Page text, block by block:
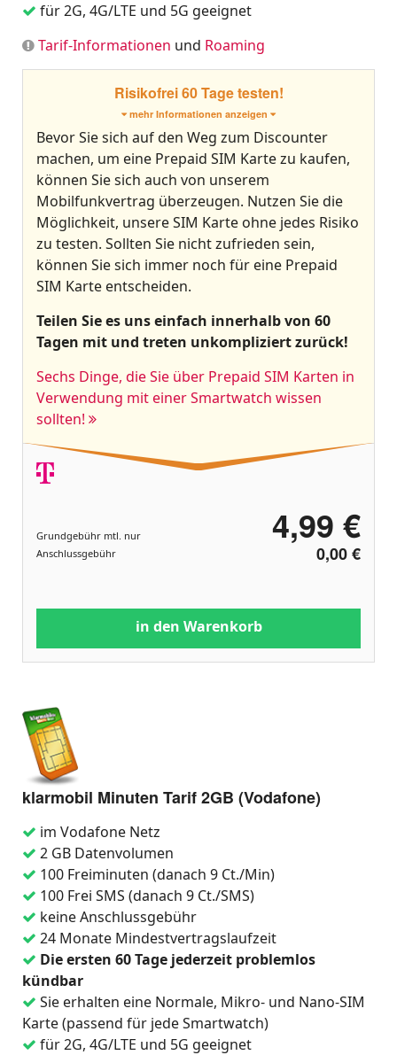
für 2G, 4G/LTE und 5G geeignet
Tarif-Informationen und Roaming
Risikofrei 60 Tage testen!
mehr Informationen anzeigen
Bevor Sie sich auf den Weg zum Discounter
machen, um eine Prepaid SIM Karte zu kaufen,
können Sie sich auch von unserem
Mobilfunkvertrag überzeugen. Nutzen Sie die
Möglichkeit, unsere SIM Karte ohne jedes Risiko
zu testen. Sollten Sie nicht zufrieden sein,
können Sie sich immer noch für eine Prepaid
SIM Karte entscheiden.
Teilen Sie es uns einfach innerhalb von 60
Tagen mit und treten unkompliziert zurück!
Sechs Dinge, die Sie über Prepaid SIM Karten in
Verwendung mit einer Smartwatch wissen
sollten!
Grundgebühr mtl. nur 4,99 €
Anschlussgebühr 0,00 €
in den Warenkorb
klarmobil Minuten Tarif 2GB (Vodafone)
im Vodafone Netz
2 GB Datenvolumen
100 Freiminuten (danach 9 Ct./Min)
100 Frei SMS (danach 9 Ct./SMS)
keine Anschlussgebühr
24 Monate Mindestvertragslaufzeit
Die ersten 60 Tage jederzeit problemlos
kündbar
Sie erhalten eine Normale, Mikro- und Nano-SIM
Karte (passend für jede Smartwatch)
für 2G, 4G/LTE und 5G geeignet